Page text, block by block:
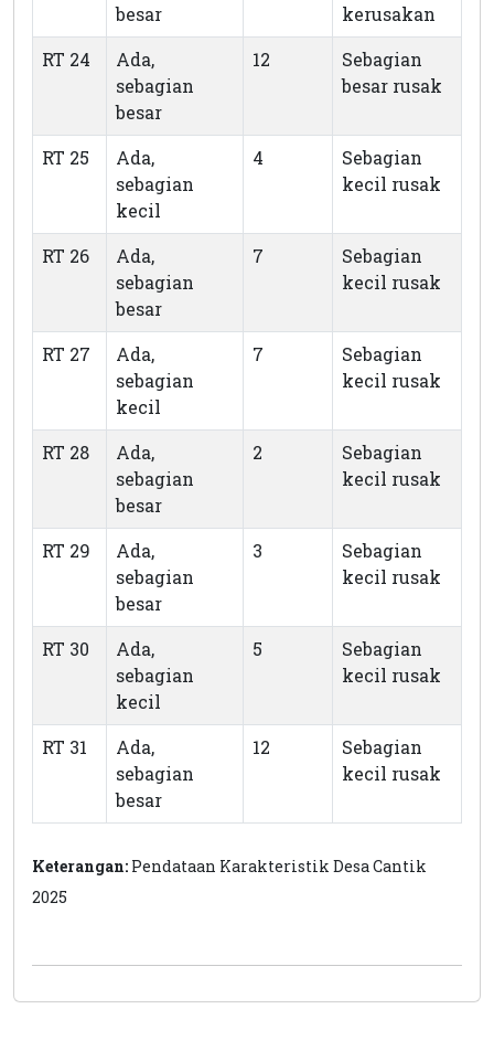
besar
kerusakan
RT 24
Ada,
sebagian
besar
12
Sebagian
besar rusak
RT 25
Ada,
sebagian
kecil
4
Sebagian
kecil rusak
RT 26
Ada,
sebagian
besar
7
Sebagian
kecil rusak
RT 27
Ada,
sebagian
kecil
7
Sebagian
kecil rusak
RT 28
Ada,
sebagian
besar
2
Sebagian
kecil rusak
RT 29
Ada,
sebagian
besar
3
Sebagian
kecil rusak
RT 30
Ada,
sebagian
kecil
5
Sebagian
kecil rusak
RT 31
Ada,
sebagian
besar
12
Sebagian
kecil rusak
Keterangan: Pendataan Karakteristik Desa Cantik
2025